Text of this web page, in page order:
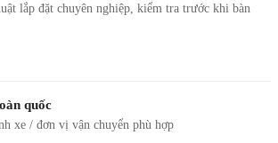
lắp đặt chuyên nghiệp, kiểm tra trước khi bàn
quốc
xe / đơn vị vận chuyển phù hợp